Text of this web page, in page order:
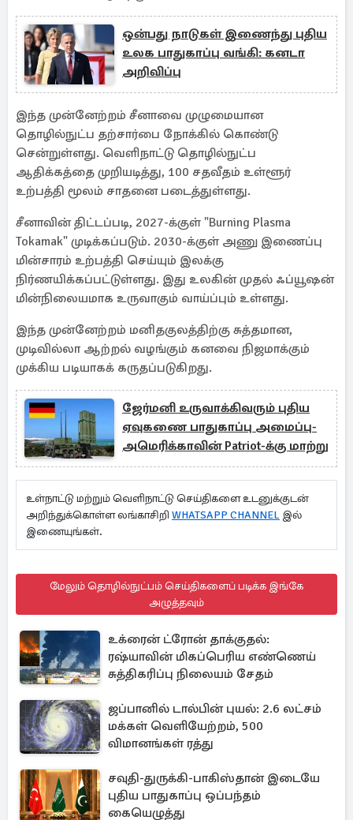
ஒன்பது நாடுகள் இணைந்து புதிய
உலக பாதுகாப்பு வங்கி: கனடா
அறிவிப்பு
இந்த முன்னேற்றம் சீனாவை முழுமையான
தொழில்நுட்ப தற்சார்பை நோக்கில் கொண்டு
சென்றுள்ளது. வெளிநாட்டு தொழில்நுட்ப
ஆதிக்கத்தை முறியடித்து, 100 சதவீதம் உள்ளூர்
உற்பத்தி மூலம் சாதனை படைத்துள்ளது.
சீனாவின் திட்டப்படி, 2027-க்குள் "Burning Plasma
Tokamak" முடிக்கப்படும். 2030-க்குள் அணு இணைப்பு
மின்சாரம் உற்பத்தி செய்யும் இலக்கு
நிர்ணயிக்கப்பட்டுள்ளது. இது உலகின் முதல் ஃப்யூஷன்
மின்நிலையமாக உருவாகும் வாய்ப்பும் உள்ளது.
இந்த முன்னேற்றம் மனிதகுலத்திற்கு சுத்தமான,
முடிவில்லா ஆற்றல் வழங்கும் கனவை நிஜமாக்கும்
முக்கிய படியாகக் கருதப்படுகிறது.
ஜேர்மனி உருவாக்கிவரும் புதிய
ஏவுகணை பாதுகாப்பு அமைப்பு-
அமெரிக்காவின் Patriot-க்கு மாற்று
உள்நாட்டு மற்றும் வெளிநாட்டு செய்திகளை உடனுக்குடன்
அறிந்துக்கொள்ள லங்காசிறி WHATSAPP CHANNEL இல்
இணையுங்கள்.
மேலும் தொழில்நுட்பம் செய்திகளைப் படிக்க இங்கே
அழுத்தவும்
உக்ரைன் ட்ரோன் தாக்குதல்:
ரஷ்யாவின் மிகப்பெரிய எண்ணெய்
சுத்திகரிப்பு நிலையம் சேதம்
ஜப்பானில் டால்பின் புயல்: 2.6 லட்சம்
மக்கள் வெளியேற்றம், 500
விமானங்கள் ரத்து
சவுதி-துருக்கி-பாகிஸ்தான் இடையே
புதிய பாதுகாப்பு ஒப்பந்தம்
கையெழுத்து